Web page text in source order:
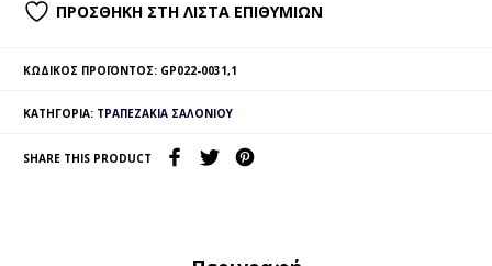
ΠΡΟΣΘΉΚΗ ΣΤΗ ΛΊΣΤΑ ΕΠΙΘΥΜΙΏΝ
ΚΩΔΙΚΌΣ ΠΡΟΪΌΝΤΟΣ: GP022-0031,1
ΚΑΤΗΓΟΡΊΑ: ΤΡΑΠΕΖΆΚΙΑ ΣΑΛΟΝΙΟΎ
SHARE THIS PRODUCT